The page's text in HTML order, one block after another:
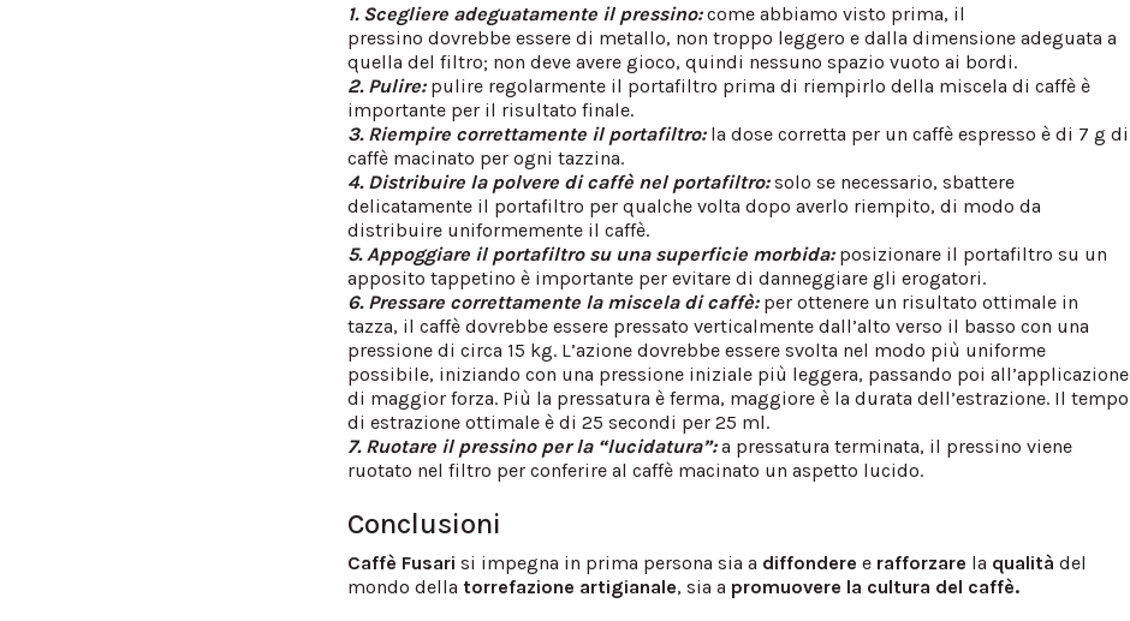
1. Scegliere adeguatamente il pressino:come abbiamo visto prima, il
pressino dovrebbe essere di metallo, non troppo leggero e dalla dimensione adeguata a
quella del filtro; non deve avere gioco, quindi nessuno spazio vuoto ai bordi.
2. Pulire: pulire regolarmente il portafiltro prima di riempirlo della miscela di caffè è
importante per il risultato finale.
3. Riempire correttamente il portafiltro: la dose corretta per un caffè espresso è di 7 g di
caffè macinato per ogni tazzina.
4. Distribuire la polvere di caffè nel portafiltro:solo se necessario, sbattere
delicatamente il portafiltro per qualche volta dopo averlo riempito, di modo da
distribuire uniformemente il caffè.
5. Appoggiare il portafiltro su una superficie morbida:posizionare il portafiltro su un
apposito tappetino è importante per evitare di danneggiare gli erogatori.
6. Pressare correttamente la miscela di caffè:per ottenere un risultato ottimale in
tazza, il caffè dovrebbe essere pressato verticalmente dall’alto verso il basso con una
pressione di circa 15 kg. L’azione dovrebbe essere svolta nel modo più uniforme
possibile, iniziando con una pressione iniziale più leggera, passando poi all’applicazione
di maggior forza. Più la pressatura è ferma, maggiore è la durata dell’estrazione. Il tempo
di estrazione ottimale è di 25 secondi per 25 ml.
7. Ruotare il pressino per la “lucidatura”:a pressatura terminata, il pressino viene
ruotato nel filtro per conferire al caffè macinato un aspetto lucido.
Conclusioni
Caffè Fusari si impegna in prima persona sia a diffondere e rafforzare la qualità del
mondo della torrefazione artigianale, sia a promuovere la cultura del caffè.